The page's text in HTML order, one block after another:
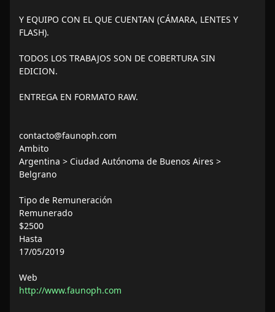
Y EQUIPO CON EL QUE CUENTAN (CÁMARA, LENTES Y
FLASH).
TODOS LOS TRABAJOS SON DE COBERTURA SIN
EDICION.
ENTREGA EN FORMATO RAW.
contacto@faunoph.com
Ambito
Argentina > Ciudad Autónoma de Buenos Aires >
Belgrano
Tipo de Remuneración
Remunerado
$2500
Hasta
17/05/2019
Web
http://www.faunoph.com